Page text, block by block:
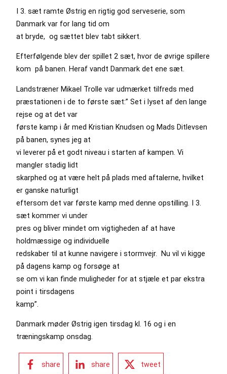
I 3. sæt ramte Østrig en rigtig god serveserie, som
Danmark var for lang tid om
at bryde, og sættet blev tabt sikkert.
Efterfølgende blev der spillet 2 sæt, hvor de øvrige spillere
kom på banen. Heraf vandt Danmark det ene sæt.
Landstræner Mikael Trolle var udmærket tilfreds med
præstationen i de to første sæt:” Set i lyset af den lange
rejse og at det var
første kamp i år med Kristian Knudsen og Mads Ditlevsen
på banen, synes jeg at
vi leverer på et godt niveau i starten af kampen. Vi
mangler stadig lidt
skarphed og at være helt på plads med aftalerne, hvilket
er ganske naturligt
eftersom det var første kamp med denne opstilling. I 3.
sæt kommer vi under
pres og bliver mindet om vigtigheden af at have
holdmæssige og individuelle
redskaber til at kunne navigere i stormvejr. Nu vil vi kigge
på dagens kamp og forsøge at
se om vi kan finde muligheder for at stjæle et par ekstra
point i tirsdagens
kamp”.
Danmark møder Østrig igen tirsdag kl. 16 og i en
træningskamp onsdag.
share share tweet